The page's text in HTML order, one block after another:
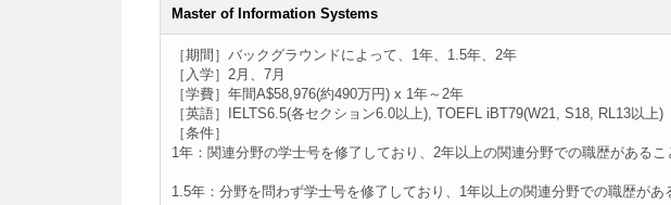
Master of Information Systems
［期間］バックグラウンドによって、1年、1.5年、2年
［入学］2月、7月
［学費］年間A$58,976(約490万円) x 1年～2年
［英語］IELTS6.5(各セクション6.0以上), TOEFL iBT79(W21, S18, RL13以上)
［条件］
1年：関連分野の学士号を修了しており、2年以上の関連分野での職歴があるこ
1.5年：分野を問わず学士号を修了しており、1年以上の関連分野での職歴があ